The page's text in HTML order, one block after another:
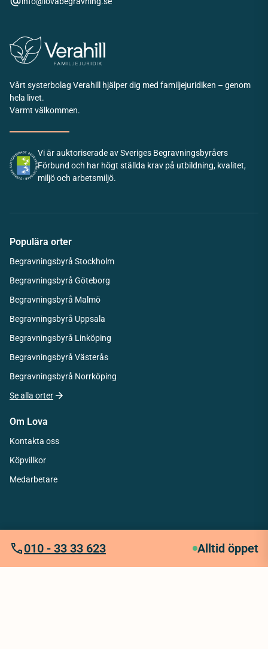
Vårt systerbolag Verahill hjälper dig med familjejuridiken – genom
hela livet.
Varmt välkommen.
Vi är auktoriserade av Sveriges Begravningsbyråers
Förbund och har högt ställda krav på utbildning, kvalitet,
miljö och arbetsmiljö.
Populära orter
Begravningsbyrå Stockholm
Begravningsbyrå Göteborg
Begravningsbyrå Malmö
Begravningsbyrå Uppsala
Begravningsbyrå Linköping
Begravningsbyrå Västerås
Begravningsbyrå Norrköping
Se alla orter
Om Lova
Kontakta oss
Köpvillkor
Medarbetare
010 - 33 33 623 Alltid öppet